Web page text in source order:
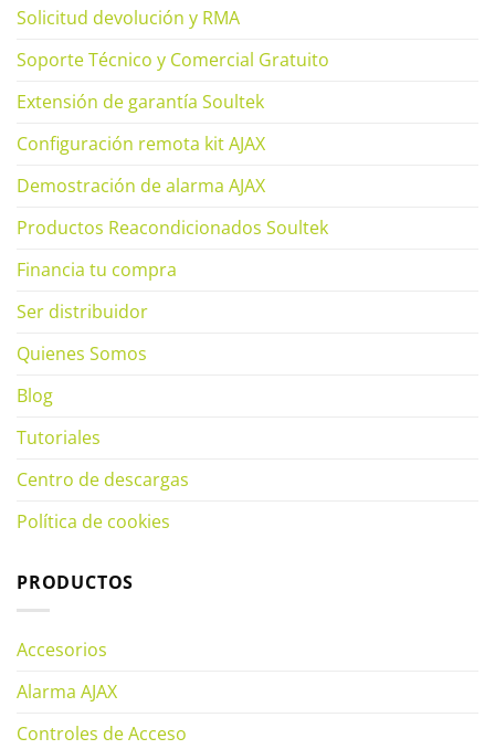
Solicitud devolución y RMA
Soporte Técnico y Comercial Gratuito
Extensión de garantía Soultek
Configuración remota kit AJAX
Demostración de alarma AJAX
Productos Reacondicionados Soultek
Financia tu compra
Ser distribuidor
Quienes Somos
Blog
Tutoriales
Centro de descargas
Política de cookies
PRODUCTOS
Accesorios
Alarma AJAX
Controles de Acceso